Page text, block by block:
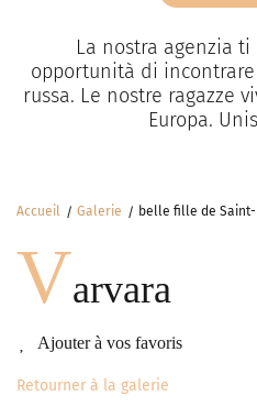
La nostra agenzia
opportunità di
russa. Le nostre ragazze
Europa.
Accueil Galerie belle fille de
Varvara
Ajouter à vos favoris
Retourner à la galerie